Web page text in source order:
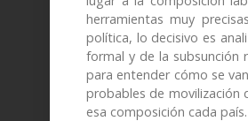
herramientas muy
política, lo decisivo es
formal y de la subsunción
para entender cómo se
probables de movilización
esa composición cada país.